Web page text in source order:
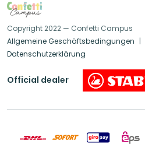
Copyright 2022 — Confetti Campus
Allgemeine Geschäftsbedingungen
Datenschutzerklärung
Official dealer